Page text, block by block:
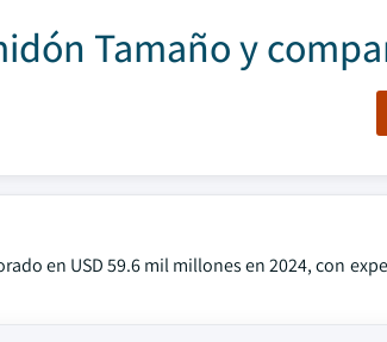
Tamaño y
en USD 59.6 mil millones en 2024, con